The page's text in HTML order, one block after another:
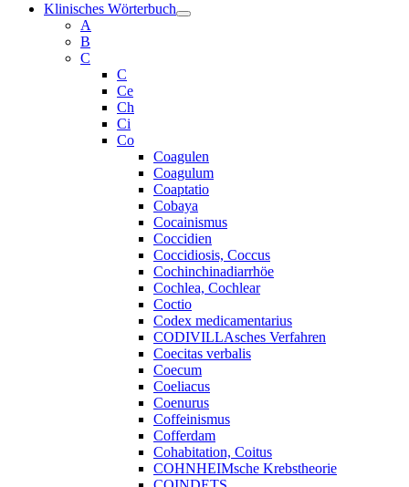
Klinisches Wörterbuch
A
B
C
C
Ce
Ch
Ci
Co
Coagulen
Coagulum
Coaptatio
Cobaya
Cocainismus
Coccidien
Coccidiosis, Coccus
Cochinchinadiarrhöe
Cochlea, Cochlear
Coctio
Codex medicamentarius
CODIVILLAsches Verfahren
Coecitas verbalis
Coecum
Coeliacus
Coenurus
Coffeinismus
Cofferdam
Cohabitation, Coitus
COHNHEIMsche Krebstheorie